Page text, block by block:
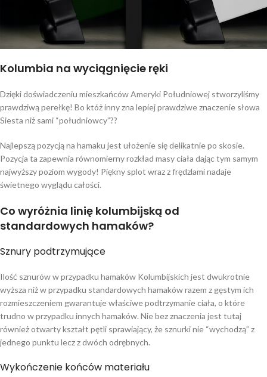
Kolumbia na wyciągnięcie ręki
Dzięki doświadczeniu mieszkańców Ameryki Południowej stworzyliśmy
prawdziwą perełkę! Bo któż inny zna lepiej prawdziwe znaczenie słowa
Siesta niż sami “południowcy”??
Najlepszą pozycją na hamaku jest ułożenie się delikatnie po skosie.
Pozycja ta zapewnia równomierny rozkład masy ciała dając tym samym
najwyższy poziom wygody! Piękny splot wraz z frędzlami nadaje
świetnego wyglądu całości.
Co wyróżnia linię kolumbijską od
standardowych hamaków?
Sznury podtrzymujące
Ilość sznurów w przypadku hamaków Kolumbijskich jest dwukrotnie
wyższa niż w przypadku standardowych hamaków razem z gęstym ich
rozmieszczeniem gwarantuje właściwe podtrzymanie ciała, o które
trudno w przypadku innych hamaków. Nie bez znaczenia jest tutaj
również otwarty kształt pętli sprawiający, że sznurki nie “wychodzą” z
jednego punktu lecz z dwóch odrębnych.
Wykończenie końców materiału